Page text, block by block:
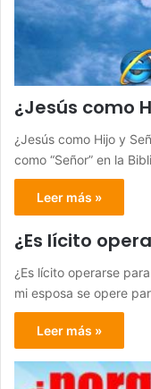
¿Jesús como
¿Jesús como Hijo y
como “Señor” en la
Leer más »
¿Es lícito
¿Es lícito operarse
mi esposa se opere
Leer más »